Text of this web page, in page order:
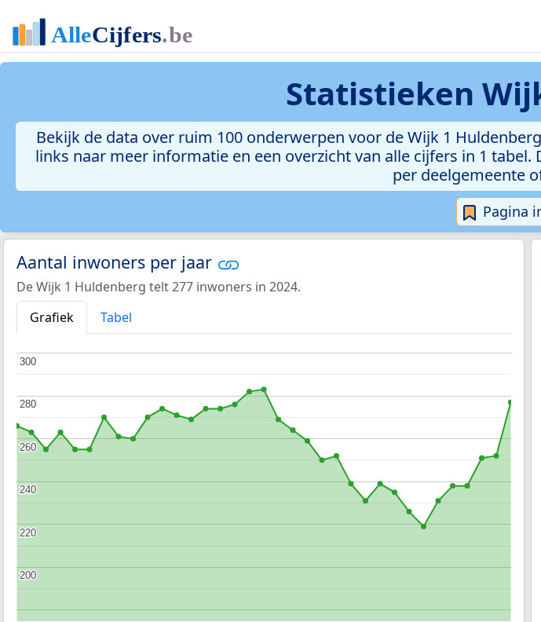
Statistieken
Bekijk de data over ruim 100 onderwerpen voor de Wijk 1
links naar meer informatie en een overzicht van alle cijfers in 1
per deelgemeente
Pagina
Aantal inwoners per jaar
De Wijk 1 Huldenberg telt 277 inwoners in 2024.
Grafiek
Tabel
200
200
220
220
240
240
260
260
280
280
300
300